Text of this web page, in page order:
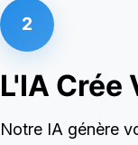
2
L'IA Crée
Notre IA génère